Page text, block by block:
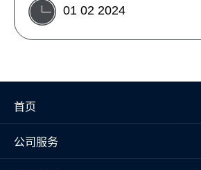
01 02 2024
首页
公司服务